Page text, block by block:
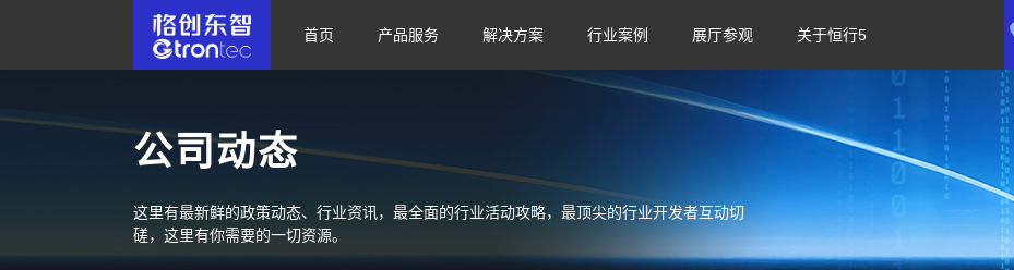
首页 产品服务 解决方案 行业案例 展厅参观 关于恒行5
公司动态
这里有最新鲜的政策动态、行业资讯，最全面的行业活动攻略，最顶尖的行业开发者互动切
磋，这里有你需要的一切资源。